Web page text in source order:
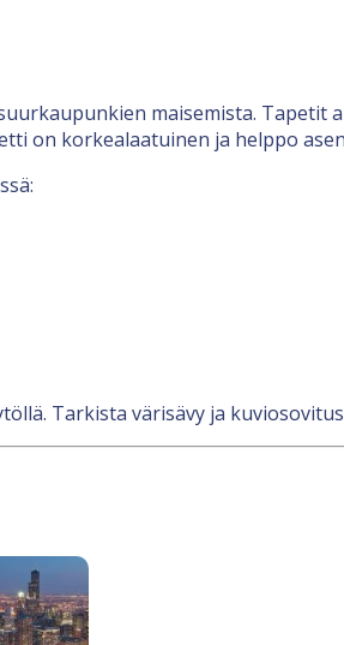
maisemista.
on korkealaatuinen ja helppo
Tarkista värisävy ja